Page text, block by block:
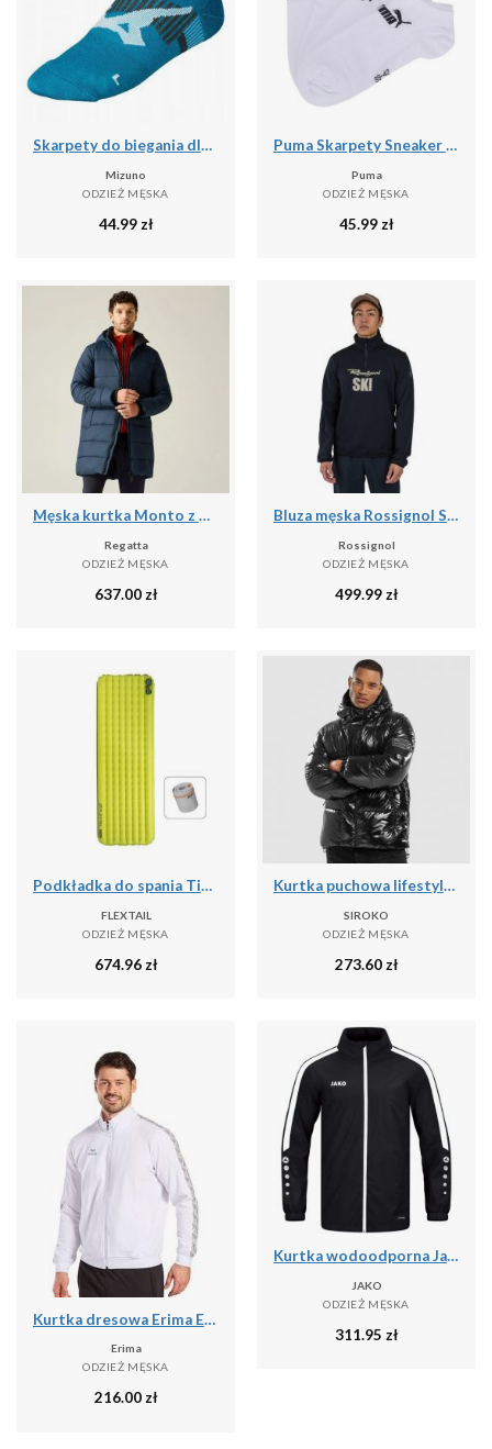
Skarpety do biegania dla dorosłych Mizuno DryLite Race Mid
Mizuno
ODZIEŻ MĘSKA
44.99 zł
Puma Skarpety Sneaker 93531502
Puma
ODZIEŻ MĘSKA
45.99 zł
Męska kurtka Monto z wyściełaniem
Regatta
ODZIEŻ MĘSKA
637.00 zł
Bluza męska Rossignol Signature Ski Hz Fleece
Rossignol
ODZIEŻ MĘSKA
499.99 zł
Podkładka do spania Tiny R03 AVS | Materac kempingowy | R Value 3.0
FLEXTAIL
ODZIEŻ MĘSKA
674.96 zł
Kurtka puchowa lifestyle męska Barent
SIROKO
ODZIEŻ MĘSKA
273.60 zł
Kurtka dresowa Erima Essential Team
Erima
ODZIEŻ MĘSKA
216.00zł
Kurtka wodoodporna Jako Power
JAKO
ODZIEŻ MĘSKA
311.95 zł